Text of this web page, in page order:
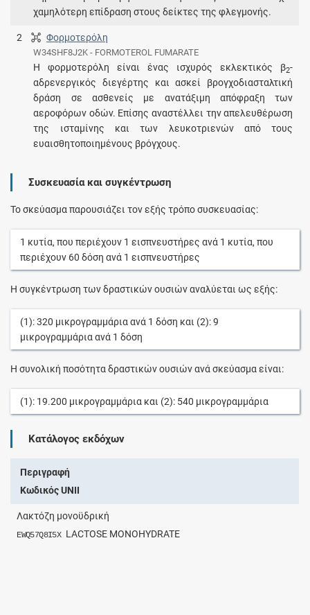
χαμηλότερη επίδραση στους δείκτες της φλεγμονής.
2 Φορμοτερόλη
W34SHF8J2K - FORMOTEROL FUMARATE
Η φορμοτερόλη είναι ένας ισχυρός εκλεκτικός β2-
αδρενεργικός διεγέρτης και ασκεί βρογχοδιασταλτική
δράση σε ασθενείς με ανατάξιμη απόφραξη των
αεροφόρων οδών. Επίσης αναστέλλει την απελευθέρωση
της ισταμίνης και των λευκοτριενών από τους
ευαισθητοποιημένους βρόγχους.
Συσκευασία και συγκέντρωση
Το σκεύασμα παρουσιάζει τον εξής τρόπο συσκευασίας:
1 κυτία, που περιέχουν 1 εισπνευστήρες ανά 1 κυτία, που
περιέχουν 60 δόση ανά 1 εισπνευστήρες
Η συγκέντρωση των δραστικών ουσιών αναλύεται ως εξής:
(1):320 μικρογραμμάριαανά 1 δόση και (2):9
μικρογραμμάριαανά 1 δόση
Η συνολική ποσότητα δραστικών ουσιών ανά σκεύασμα είναι:
(1): 19.200 μικρογραμμάρια και (2): 540 μικρογραμμάρια
Κατάλογος εκδόχων
Περιγραφή
Κωδικός UNII
Λακτόζη μονοϋδρική
EWQ57Q8I5X LACTOSE MONOHYDRATE